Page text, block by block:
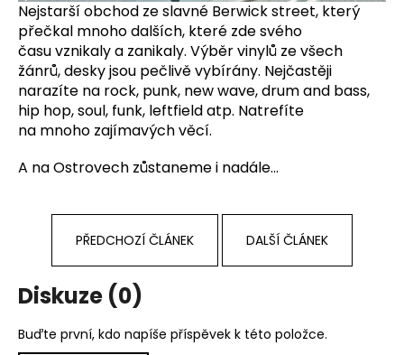
Nejstarší obchod ze slavné Berwick street, který
přečkal mnoho dalších, které zde svého
času vznikaly a zanikaly. Výběr vinylů ze všech
žánrů, desky jsou pečlivě vybírány. Nejčastěji
narazíte na rock, punk, new wave, drum and bass,
hip hop, soul, funk, leftfield atp. Natrefíte
na mnoho zajímavých věcí.
A na Ostrovech zůstaneme i nadále...
PŘEDCHOZÍ ČLÁNEK DALŠÍ ČLÁNEK
Diskuze (0)
Buďte první, kdo napíše příspěvek k této položce.